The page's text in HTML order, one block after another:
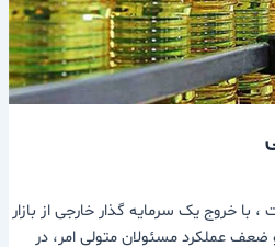
، با خروج یک سرمایه گذار خارجی از بازار
ضعف عملکرد مسئولان متولی امر، در